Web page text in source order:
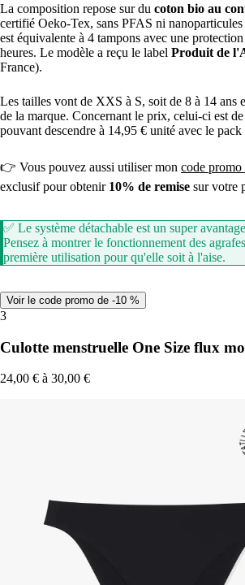
La composition repose sur du coton bio au
certifié Oeko-Tex, sans PFAS ni
est équivalente à 4 tampons avec une
heures. Le modèle a reçu le label Produit de
France).
Les tailles vont de XXS à S, soit de 8 à 14 ans
de la marque. Concernant le prix, celui-ci est de
pouvant descendre à 14,95 € unité avec le
👉 Vous pouvez aussi utiliser mon code
exclusif pour obtenir 10% de remise sur votre
✅ Le système détachable est un super
Pensez à montrer le fonctionnement des
première utilisation pour qu'elle soit à l'aise.
Voir le code promo de -10 %
3
Culotte menstruelle One Size flux
24,00 € à 30,00 €